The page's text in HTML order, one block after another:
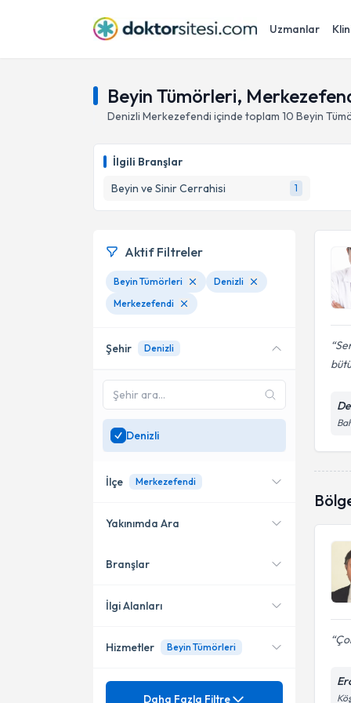
Uzmanlar
Beyin Tümörleri,
Denizli Merkezefendi içinde toplam 10 Beyin
İlgili Branşlar
Beyin ve Sinir Cerrahisi
1
Aktif Filtreler
Beyin Tümörleri
Denizli
Merkezefendi
Şehir Denizli
Denizli
İlçe Merkezefendi
Merkezefendi
Yakınımda Ara
Konumuma yakın uzmanları
Branşlar
Beyin ve Sinir Cerrahisi
İlgi Alanları
Anevrizma Ve Avm Tedavisi
Hizmetler Beyin Tümörleri
Mezuniyet
Daha Fazla Filtre